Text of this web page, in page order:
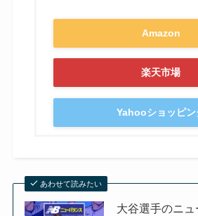
Amazon
楽天市場
Yahooショッピン
あわせて読みたい
大谷選手のニ